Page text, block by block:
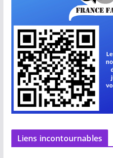
Liens incontournables